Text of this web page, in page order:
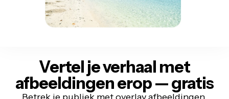
Vertel je verhaal met
afbeeldingen erop — gratis